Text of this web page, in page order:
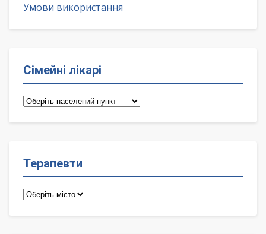
Умови використання
Сімейні лікарі
Сімейні
Терапевти
Терапевти